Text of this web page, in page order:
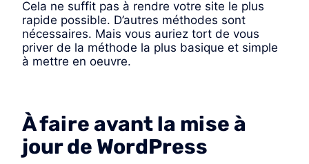
Cela ne suffit pas à rendre votre site le plus
rapide possible. D’autres méthodes sont
nécessaires. Mais vous auriez tort de vous
priver de la méthode la plus basique et simple
à mettre en oeuvre.
À faire avant la mise à
jour de WordPress